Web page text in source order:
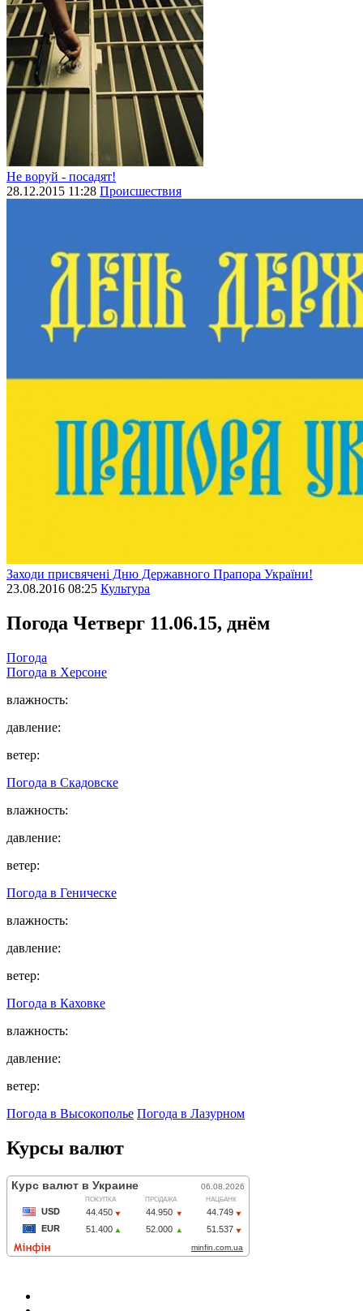
Не воруй - посадят!
28.12.2015 11:28 Происшествия
Заходи присвячені Дню Державного Прапора України!
23.08.2016 08:25 Культура
Погода Четверг 11.06.15, днём
Погода
Погода в Херсоне
влажность:
давление:
ветер:
Погода в Скадовске
влажность:
давление:
ветер:
Погода в Геническе
влажность:
давление:
ветер:
Погода в Каховке
влажность:
давление:
ветер:
Погода в Высокополье Погода в Лазурном
Курсы валют